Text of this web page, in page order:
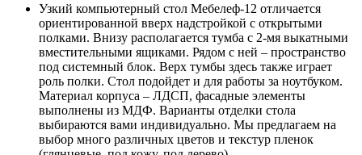
Узкий компьютерный стол Мебелеф-12 отличается
ориентированной вверх надстройкой с открытыми
полками. Внизу располагается тумба с 2-мя выкатными
вместительными ящиками. Рядом с ней – пространство
под системный блок. Верх тумбы здесь также играет
роль полки. Стол подойдет и для работы за ноутбуком.
Материал корпуса – ЛДСП, фасадные элементы
выполнены из МДФ. Варианты отделки стола
выбираются вами индивидуально. Мы предлагаем на
выбор много различных цветов и текстур пленок